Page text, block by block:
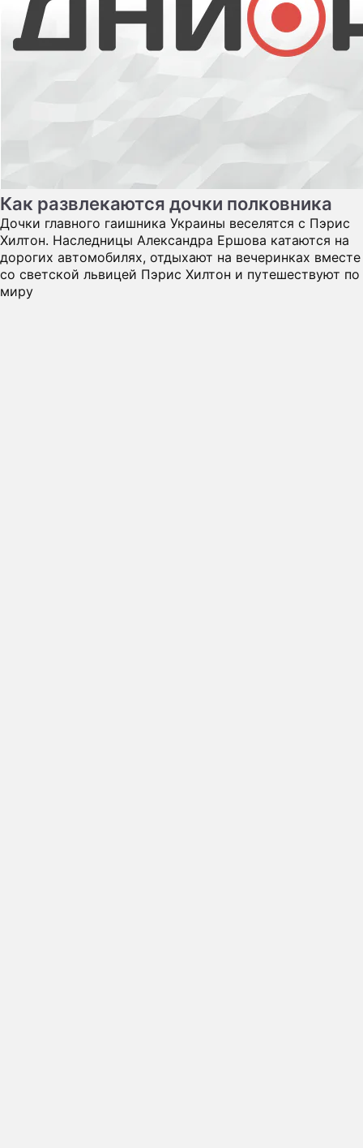
Как развлекаются дочки полковника
Дочки главного гаишника Украины веселятся с Пэрис
дорогих автомобилях, отдыхают на вечеринках вместе
со светской львицей Пэрис Хилтон и путешествуют по